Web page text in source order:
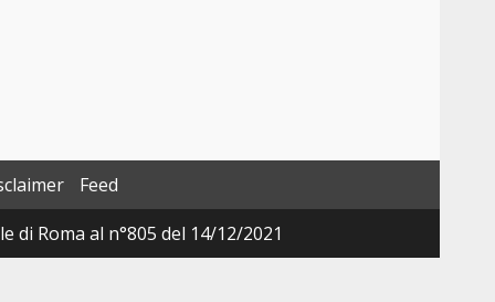
Feed
Roma al n°805 del 14/12/2021